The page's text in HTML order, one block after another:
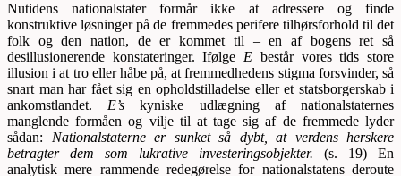
Nutidens nationalstater formår ikke at adressere og finde
konstruktive løsninger på de fremmedes perifere tilhørsforhold til det
folk og den nation, de er kommet til – en af bogens ret så
desillusionerende konstateringer. Ifølge E består vores tids store
illusion i at tro eller håbe på, at fremmedhedens stigma forsvinder, så
snart man har fået sig en opholdstilladelse eller et statsborgerskab i
ankomstlandet. E’s kyniske udlægning af nationalstaternes
manglende formåen og vilje til at tage sig af de fremmede lyder
sådan: Nationalstaterne er sunket så dybt, at verdens herskere
betragter dem som lukrative investeringsobjekter. (s. 19) En
analytisk mere rammende redegørelse for nationalstatens deroute